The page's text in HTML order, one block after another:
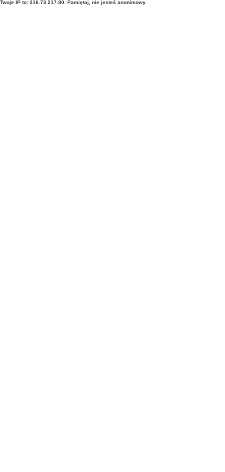
Twoje IP to: 216.73.217.80. Pamiętaj, nie jesteś anonimowy.